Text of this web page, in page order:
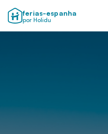
ferias-espanha
por Holidu